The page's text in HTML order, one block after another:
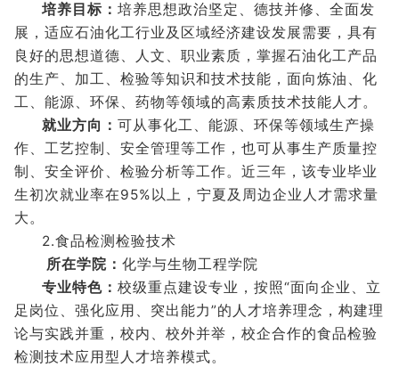
培养目标： 培养思想政治坚定、德技并修、全面发
展，适应石油化工行业及区域经济建设发展需要，具有
良好的思想道德、人文、职业素质，掌握石油化工产品
的生产、加工、检验等知识和技术技能，面向炼油、化
工、能源、环保、药物等领域的高素质技术技能人才。
就业方向： 可从事化工、能源、环保等领域生产操
作、工艺控制、安全管理等工作，也可从事生产质量控
制、安全评价、检验分析等工作。近三年，该专业毕业
生初次就业率在95%以上，宁夏及周边企业人才需求量
大。
2.食品检测检验技术
所在学院： 化学与生物工程学院
专业特色： 校级重点建设专业，按照“面向企业、立
足岗位、强化应用、突出能力”的人才培养理念，构建理
论与实践并重，校内、校外并举，校企合作的食品检验
检测技术应用型人才培养模式。